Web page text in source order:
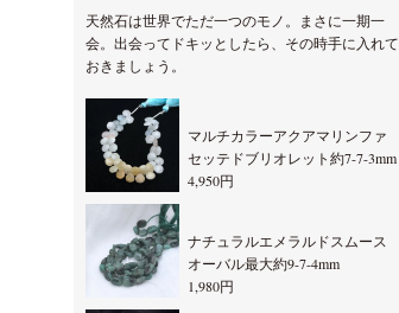
天然石は世界でただ一つのモノ。まさに一期一
会。出会ってドキッとしたら、その時手に入れて
おきましょう。
マルチカラーアクアマリンファ
セッテドブリオレット約7-7-3mm
4,950円
ナチュラルエメラルドスムース
オーバル最大約9-7-4mm
1,980円